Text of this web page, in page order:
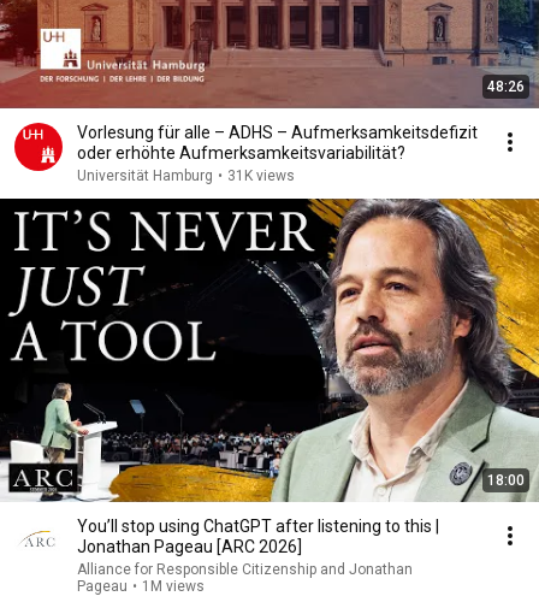
48:26
Vorlesung für alle – ADHS – Aufmerksamkeitsdefizit
oder erhöhte Aufmerksamkeitsvariabilität?
Universität Hamburg • 31K views
18:00
You’ll stop using ChatGPT after listening to this |
Jonathan Pageau [ARC 2026]
Alliance for Responsible Citizenship and Jonathan
Pageau • 1M views